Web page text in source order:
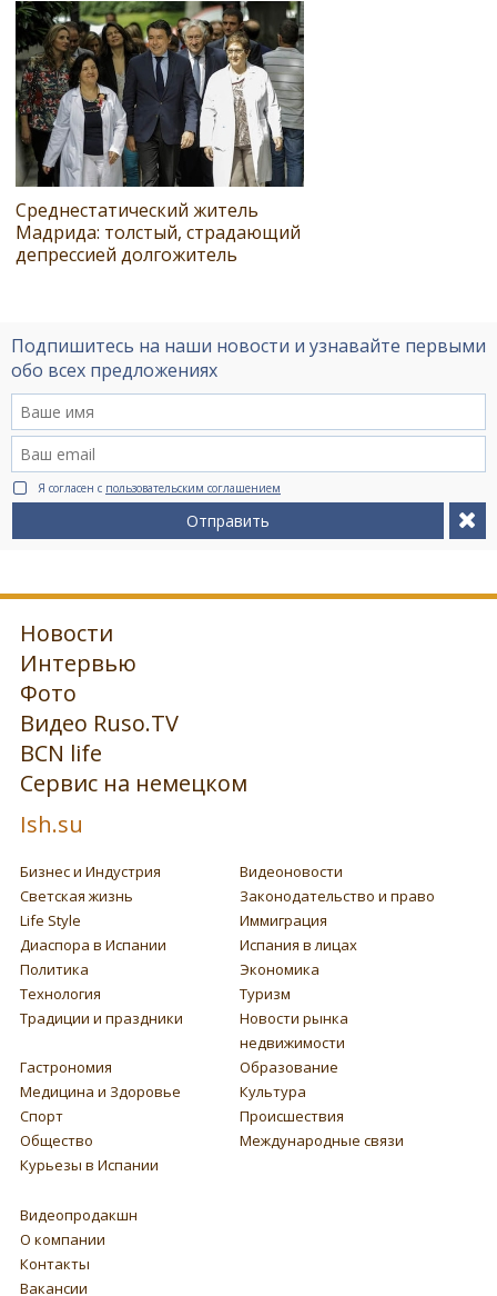
Среднестатический житель
Мадрида: толстый, страдающий
депрессией долгожитель
Подпишитесь на наши новости и узнавайте первыми
обо всех предложениях
Я согласен с пользовательским соглашением
Отправить
Новости
Интервью
Фото
Видео Ruso.TV
BCN life
Сервис на немецком
Ish.su
Бизнес и Индустрия
Видеоновости
Светская жизнь
Законодательство и право
Life Style
Иммиграция
Диаспора в Испании
Испания в лицах
Политика
Экономика
Технология
Туризм
Традиции и праздники
Новости рынка
недвижимости
Гастрономия
Образование
Медицина и Здоровье
Культура
Спорт
Происшествия
Общество
Международные связи
Курьезы в Испании
Видеопродакшн
О компании
Контакты
Вакансии